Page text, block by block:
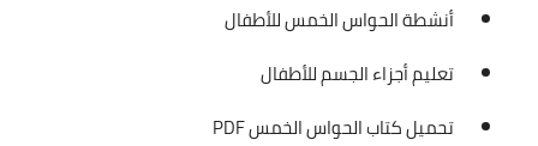
أنشطة الحواس الخمس للأطفال
تعليم أجزاء الجسم للأطفال
تحميل كتاب الحواس الخمس PDF